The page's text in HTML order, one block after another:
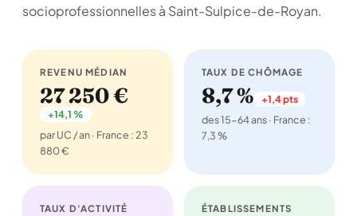
socioprofessionnelles à Saint-Sulpice-de-Royan.
REVENU MÉDIAN
27 250 €
+14,1 %
par UC / an · France : 23
880 €
TAUX DE CHÔMAGE
8,7 % +1,4 pts
des 15-64 ans · France :
7,3 %
TAUX D'ACTIVITÉ
ÉTABLISSEMENTS